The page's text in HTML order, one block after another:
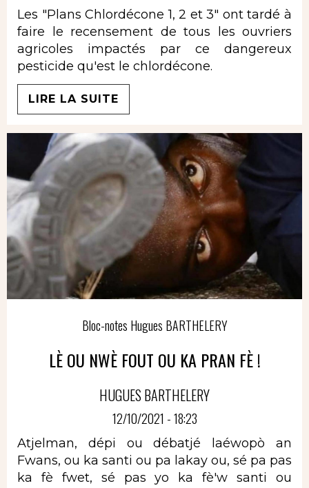
Les "Plans Chlordécone 1, 2 et 3" ont tardé à
faire le recensement de tous les ouvriers
agricoles impactés par ce dangereux
pesticide qu'est le chlordécone.
LIRE LA SUITE
Bloc-notes Hugues BARTHELERY
LÈ OU NWÈ FOUT OU KA PRAN FÈ !
HUGUES BARTHELERY
12/10/2021 - 18:23
Atjelman, dépi ou débatjé laéwopò an
Fwans, ou ka santi ou pa lakay ou, sé pa pas
ka fè fwet, sé pas yo ka fè'w santi ou